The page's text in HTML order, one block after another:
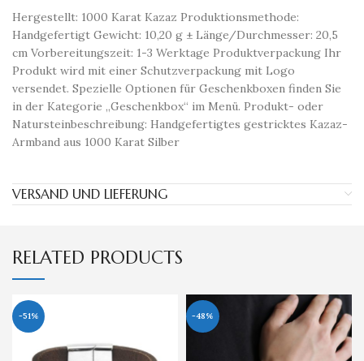
Hergestellt: 1000 Karat Kazaz Produktionsmethode:
Handgefertigt Gewicht: 10,20 g ± Länge/Durchmesser: 20,5
cm Vorbereitungszeit: 1-3 Werktage Produktverpackung Ihr
Produkt wird mit einer Schutzverpackung mit Logo
versendet. Spezielle Optionen für Geschenkboxen finden Sie
in der Kategorie „Geschenkbox“ im Menü. Produkt- oder
Natursteinbeschreibung: Handgefertigtes gestricktes Kazaz-
Armband aus 1000 Karat Silber
VERSAND UND LIEFERUNG
RELATED PRODUCTS
-51% -48%